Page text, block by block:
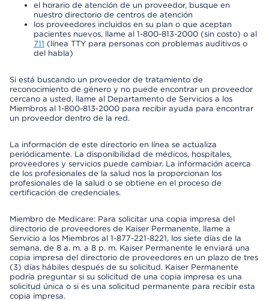
el horario de atención de un proveedor, busque en
nuestro directorio de centros de atención
los proveedores incluidos en su plan o que aceptan
pacientes nuevos, llame al 1-800-813-2000 (sin costo) o al
711 (línea TTY para personas con problemas auditivos o
del habla)
Si está buscando un proveedor de tratamiento de
reconocimiento de género y no puede encontrar un proveedor
cercano a usted, llame al Departamento de Servicios a los
Miembros al 1-800-813-2000 para recibir ayuda para encontrar
un proveedor dentro de la red.
La información de este directorio en línea se actualiza
periódicamente. La disponibilidad de médicos, hospitales,
proveedores y servicios puede cambiar. La información acerca
de los profesionales de la salud nos la proporcionan los
profesionales de la salud o se obtiene en el proceso de
certificación de credenciales.
Miembro de Medicare: Para solicitar una copia impresa del
directorio de proveedores de Kaiser Permanente, llame a
Servicio a los Miembros al 1-877-221-8221, los siete días de la
semana, de 8 a. m. a 8 p. m. Kaiser Permanente le enviará una
copia impresa del directorio de proveedores en un plazo de tres
(3) días hábiles después de su solicitud. Kaiser Permanente
podría preguntar si su solicitud de una copia impresa es una
solicitud única o si es una solicitud permanente para recibir esta
copia impresa.